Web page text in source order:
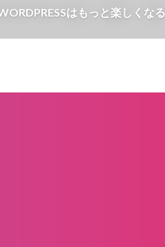
はもっと楽しくなる